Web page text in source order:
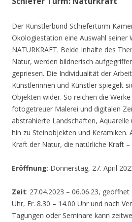
Der Künstlerbund Schieferturm
Ökologiestation eine Auswahl seiner
NATURKRAFT. Beide Inhalte des
Natur, werden bildnerisch
gepriesen. Die Individualität der
Künstlerinnen und Künstler spiegelt
Objekten wider. So reichen die
fotogetreuer Malerei und digitalen
abstrahierte Landschaften, Aquarelle
hin zu Steinobjekten und Keramiken.
Kraft der Natur, die natürliche Kraft –
Eröffnung: Donnerstag, 27. April
Zeit: 27.04.2023 – 06.06.23,
Uhr, Fr. 8.30 – 14.00 Uhr und nach
Tagungen oder Seminare kann